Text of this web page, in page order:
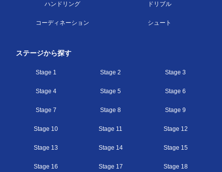
ハンドリング ドリブル
コーディネーション シュート
ステージから探す
Stage 1 Stage 2 Stage 3
Stage 4 Stage 5 Stage 6
Stage 7 Stage 8 Stage 9
Stage 10 Stage 11 Stage 12
Stage 13 Stage 14 Stage 15
Stage 16 Stage 17 Stage 18